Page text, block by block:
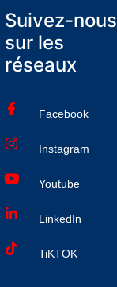
Suivez-nous
sur les
réseaux
Facebook
Instagram
Youtube
LinkedIn
TiKTOK